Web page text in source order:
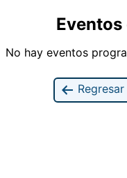
No hay eventos